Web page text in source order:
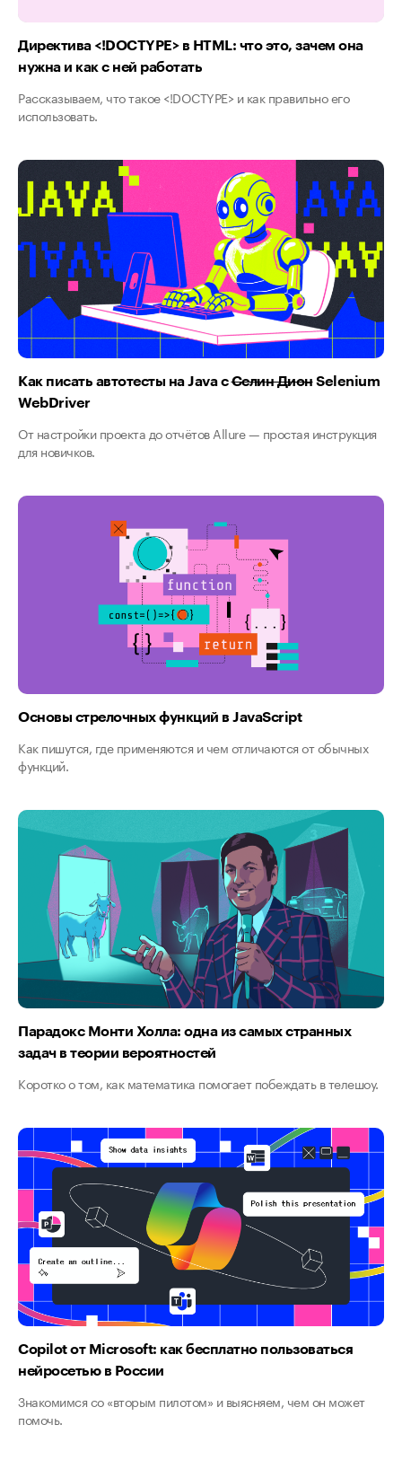
Директива <​!DOCTYPE​> в HTML: что это, зачем она
нужна и как с ней работать
Рассказываем, что такое <​!DOCTYPE​> и как правильно его
использовать.
Как писать автотесты на Java сСелин ДионSelenium
WebDriver
От настройки проекта до отчётов Allure — простая инструкция
для новичков.
Основы стрелочных функций в JavaScript
Как пишутся, где применяются и чем отличаются от обычных
функций.
Парадокс Монти Холла: одна из самых странных
задач в теории вероятностей
Коротко о том, как математика помогает побеждать в телешоу.
Copilot от Microsoft: как бесплатно пользоваться
нейросетью в России
Знакомимся со «вторым пилотом» и выясняем, чем он может
помочь.